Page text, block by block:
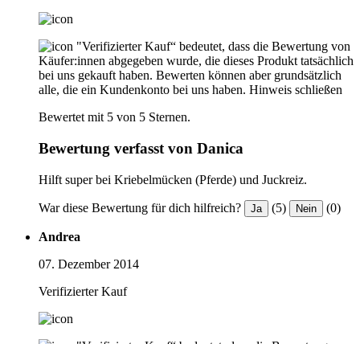
"Verifizierter Kauf“ bedeutet, dass die Bewertung von
Käufer:innen abgegeben wurde, die dieses Produkt tatsächlich
bei uns gekauft haben. Bewerten können aber grundsätzlich
alle, die ein Kundenkonto bei uns haben. Hinweis schließen
Bewertet mit 5 von 5 Sternen.
Bewertung verfasst von Danica
Hilft super bei Kriebelmücken (Pferde) und Juckreiz.
War diese Bewertung für dich hilfreich? Ja (5) Nein (0)
Andrea
07. Dezember 2014
Verifizierter Kauf